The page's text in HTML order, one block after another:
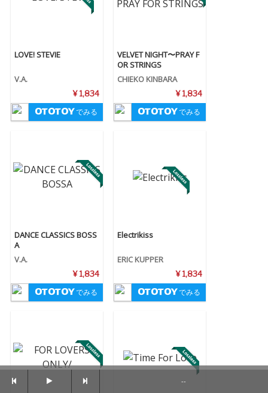
LOVE! STEVIE
V.A.
¥ 1,834
でみる
VELVET NIGHT〜PRAY F
OR STRINGS
CHIEKO KINBARA
¥ 1,834
でみる
DANCE CLASSICS BOSS
A
V.A.
¥ 1,834
でみる
Electrikiss
ERIC KUPPER
¥ 1,834
でみる
--